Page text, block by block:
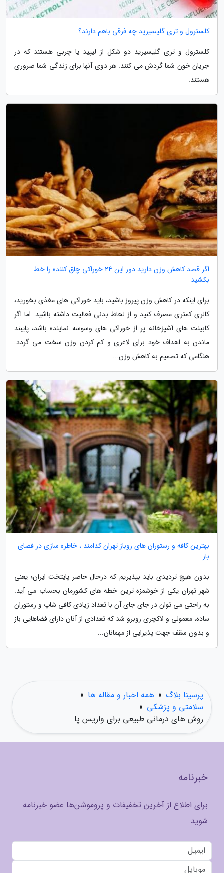
کلسترول و تری گلیسیرید چه فرقی باهم دارند؟
کلسترول و تری گلیسیرید دو شکل از لیپید یا چربی هستند که در
جریان خون شما گردش می کنند. هر دوی آنها برای زندگی شما ضروری
هستند.
اگر قصد کاهش وزن دارید دور این 24 خوراکی چاق کننده را خط
بکشید
برای اینکه در کاهش وزن پیروز باشید، باید خوراکی های مغذی بخورید،
کالری کمتری مصرف کنید و از لحاظ بدنی فعالیت داشته باشید. اما اگر
کابینت های آشپزخانه پر از خوراکی های وسوسه نماینده باشد، پایبند
ماندن به اهداف خود برای لاغری و کم کردن وزن سخت می گردد.
هنگامی که تصمیم به کاهش وزن...
بهترین کافه و رستوران های روباز تهران کدامند ، خاطره سازی در فضای
باز
بدون هیچ تردیدی باید بپذیریم که درحال حاضر پایتخت ایران؛ یعنی
شهر تهران یکی از خوشمزه ترین خطه های کشورمان بحساب می آید.
به راحتی می توان در جای جای آن با تعداد زیادی کافی شاپ و رستوران
ساده، معمولی و لاکچری روبرو شد که تعدادی از آنان دارای فضاهایی باز
و بدون سقف جهت پذیرایی از مهمانان...
پرسینا بلاگ » همه اخبار و مقاله ها »
سلامتی و پزشکی »
روش های درمانی طبیعی برای واریس پا
خبرنامه
برای اطلاع از آخرین تخفیفات و پروموشن‌ها عضو خبرنامه
شوید